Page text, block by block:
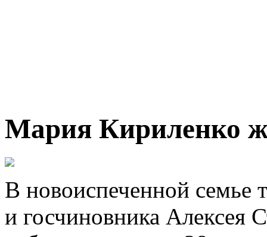
Мария Кириленко
В новоиспеченной семье
и госчиновника Алексея